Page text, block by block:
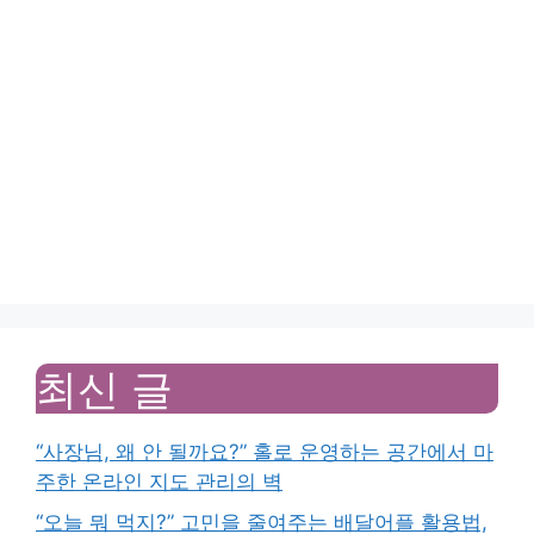
최신 글
“사장님, 왜 안 될까요?” 홀로 운영하는 공간에서 마
주한 온라인 지도 관리의 벽
“오늘 뭐 먹지?” 고민을 줄여주는 배달어플 활용법,